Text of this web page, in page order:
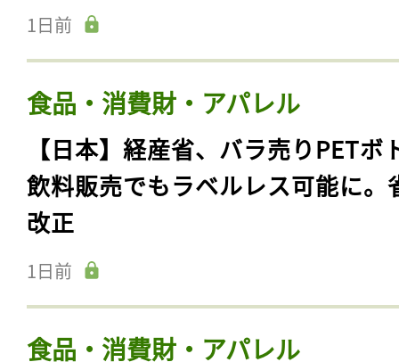
1日前
食品・消費財・アパレル
【日本】経産省、バラ売りPETボ
飲料販売でもラベルレス可能に。
改正
1日前
食品・消費財・アパレル